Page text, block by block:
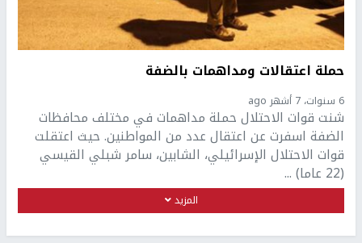
حملة اعتقالات ومداهمات بالضفة
6 سنوات، 7 أشهر ago
شنت قوات الاحتلال حملة مداهمات في مختلف محافظات
الضفة اسفرت عن اعتقال عدد من المواطنين. حيث اعتقلت
قوات الاحتلال الإسرائيلي، الشابين، سامر شبلي القيسي
(22 عاما) ...
المزيد